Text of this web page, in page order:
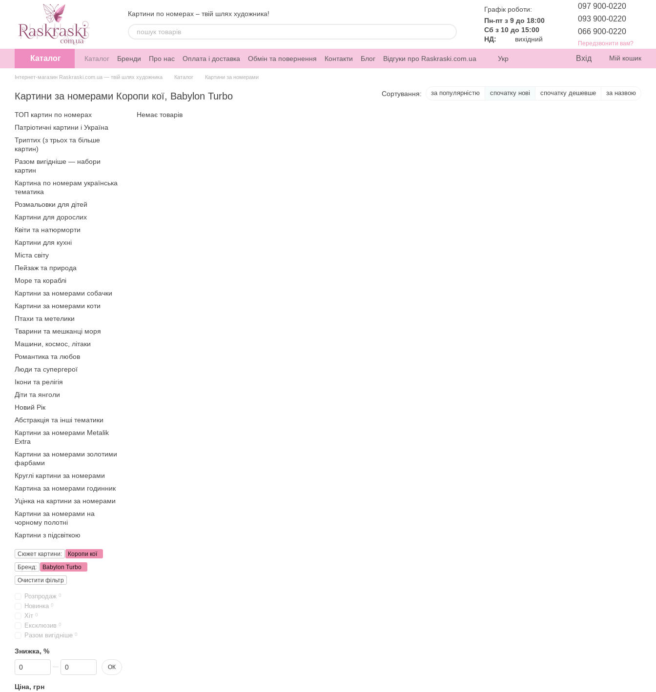
Перейти до основного контенту
Картини по номерах – твій шлях художника!
Графік роботи:
Пн-пт з 9 до 18:00
Сб з 10 до 15:00
НД:
вихідний
097 900-0220
093 900-0220
066 900-0220
Передзвонити вам?
Каталог Каталог Бренди Про нас Оплата і доставка Обмін та повернення Контакти Блог Відгуки про Raskraski.com.ua Укр Вхід Мій кошик
Інтернет-магазин Raskraski.com.ua — твій шлях художника Каталог Картини за номерами
Картини за номерами Коропи кої, Babylon Turbo Сортування: за популярністю спочатку нові спочатку дешевше за назвою
Немає товарів
ТОП картин по номерах
Патріотичні картини і Україна
Триптих (з трьох та більше
картин)
Разом вигідніше — набори
картин
Картина по номерам українська
тематика
Розмальовки для дітей
Картини для дорослих
Квіти та натюрморти
Картини для кухні
Міста світу
Пейзаж та природа
Море та кораблі
Картини за номерами собачки
Картини за номерами коти
Птахи та метелики
Тварини та мешканці моря
Машини, космос, літаки
Романтика та любов
Люди та супергерої
Ікони та релігія
Діти та янголи
Новий Рік
Абстракція та інші тематики
Картини за номерами Metalik
Extra
Картини за номерами золотими
фарбами
Круглі картини за номерами
Картина за номерами годинник
Уцінка на картини за номерами
Картини за номерами на
чорному полотні
Картини з підсвіткою
Сюжет картини:
Коропи кої
Бренд:
Babylon Turbo
Очистити фільтр
Розпродаж 0
Новинка 0
Хіт 0
Ексклюзив 0
Разом вигідніше 0
Знижка, %
Від Знижка, %
До Знижка, % ОК
Ціна, грн